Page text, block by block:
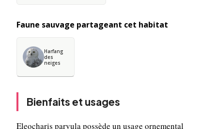
Faune sauvage partageant cet habitat
Harfang
des
neiges
Bienfaits et usages
Eleocharis parvula possède un usage ornemental